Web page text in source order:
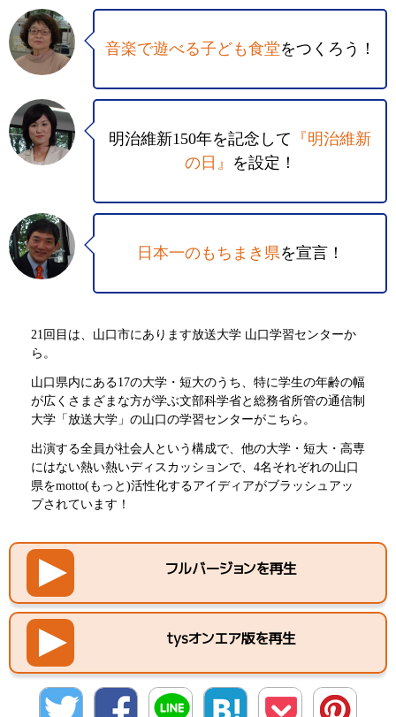
音楽で遊べる子ども食堂をつくろう！
明治維新150年を記念して 『明治維新
の日』
を設定！
日本一のもちまき県を宣言！
21回目は、山口市にあります放送大学 山口学習センターか
ら。
山口県内にある17の大学・短大のうち、特に学生の年齢の幅
が広くさまざまな方が学ぶ文部科学省と総務省所管の通信制
大学「放送大学」の山口の学習センターがこちら。
出演する全員が社会人という構成で、他の大学・短大・高専
にはない熱い熱いディスカッションで、4名それぞれの山口
県をmotto(もっと)活性化するアイディアがブラッシュアッ
プされています！
フルバージョンを再生
tysオンエア版を再生